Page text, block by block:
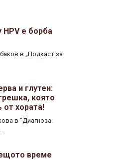
е борба
в „Подкаст за
и глутен:
която
от хората!
в "Диагноза:
време